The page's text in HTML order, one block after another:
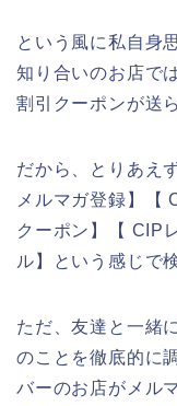
という風に私自身
知り合いのお店で
割引クーポンが送
だから、とりあえ
メルマガ登録】【
クーポン】【 CIP
ル】という感じで
ただ、友達と一緒
のことを徹底的に
バーのお店がメル